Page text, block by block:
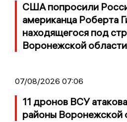
США попросили
американца Роберта
находящегося под
Воронежской области
07/08/2026 07:06
11 дронов ВСУ
районы Воронежской